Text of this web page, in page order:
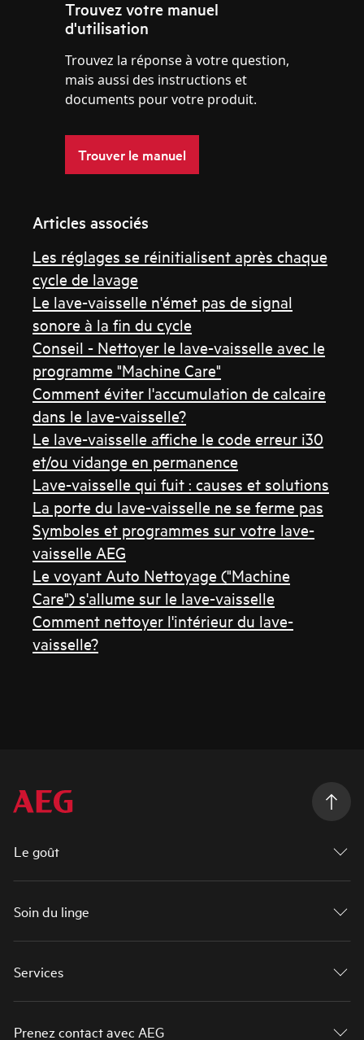
Trouvez votre manuel
d'utilisation
Trouvez la réponse à votre question,
mais aussi des instructions et
documents pour votre produit.
Trouver le manuel
Articles associés
Les réglages se réinitialisent après chaque
cycle de lavage
Le lave-vaisselle n'émet pas de signal
sonore à la fin du cycle
Conseil - Nettoyer le lave-vaisselle avec le
programme "Machine Care"
Comment éviter l'accumulation de calcaire
dans le lave-vaisselle?
Le lave-vaisselle affiche le code erreur i30
et/ou vidange en permanence
Lave-vaisselle qui fuit : causes et solutions
La porte du lave-vaisselle ne se ferme pas
Symboles et programmes sur votre lave-
vaisselle AEG
Le voyant Auto Nettoyage ("Machine
Care") s'allume sur le lave-vaisselle
Comment nettoyer l'intérieur du lave-
vaisselle?
Le goût
Soin du linge
Services
Prenez contact avec AEG